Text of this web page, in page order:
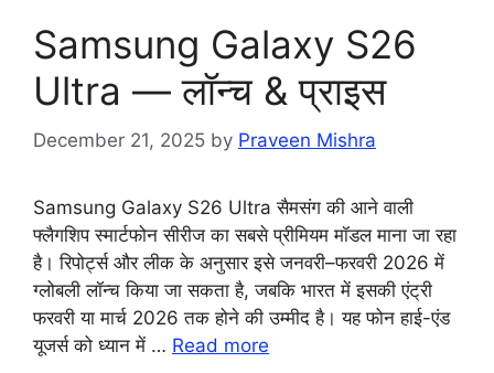
Samsung Galaxy S26
Ultra — लॉन्च & प्राइस
December 21, 2025 by Praveen Mishra
Samsung Galaxy S26 Ultra सैमसंग की आने वाली
फ्लैगशिप स्मार्टफोन सीरीज का सबसे प्रीमियम मॉडल माना जा रहा
है। रिपोर्ट्स और लीक के अनुसार इसे जनवरी–फरवरी 2026 में
ग्लोबली लॉन्च किया जा सकता है, जबकि भारत में इसकी एंट्री
फरवरी या मार्च 2026 तक होने की उम्मीद है। यह फोन हाई-एंड
यूजर्स को ध्यान में … Read more